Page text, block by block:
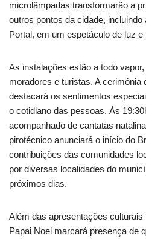
microlâmpadas transformarão a
outros pontos da cidade,
Portal, em um espetáculo de luz e
As instalações estão a todo
moradores e turistas. A cerimônia
destacará os sentimentos
o cotidiano das pessoas. Às
acompanhado de cantatas
pirotécnico anunciará o início do
contribuições das comunidades
por diversas localidades do
próximos dias.
Além das apresentações
Papai Noel marcará presença de